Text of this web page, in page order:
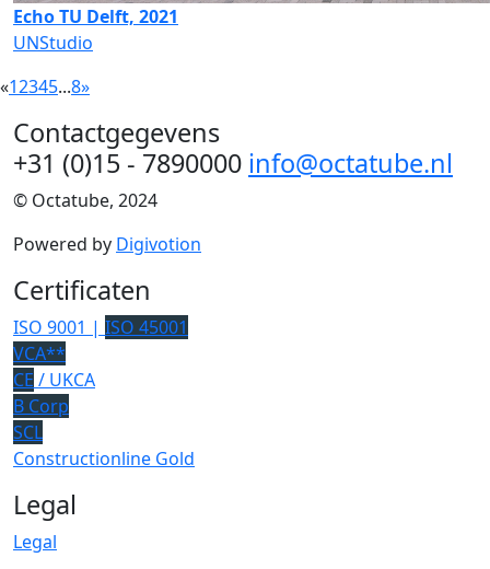
Echo TU Delft, 2021
UNStudio
«12345...8»
Contactgegevens
+31 (0)15 - 7890000 info@octatube.nl
© Octatube, 2024
Powered by Digivotion
Certificaten
ISO 9001 | ISO 45001
VCA**
CE / UKCA
B Corp
SCL
Constructionline Gold
Legal
Legal